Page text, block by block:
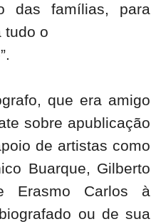
das famílias, para
tudo o
que era amigo
sobre apublicação
de artistas como
Buarque, Gilberto
Erasmo Carlos à
ou de sua